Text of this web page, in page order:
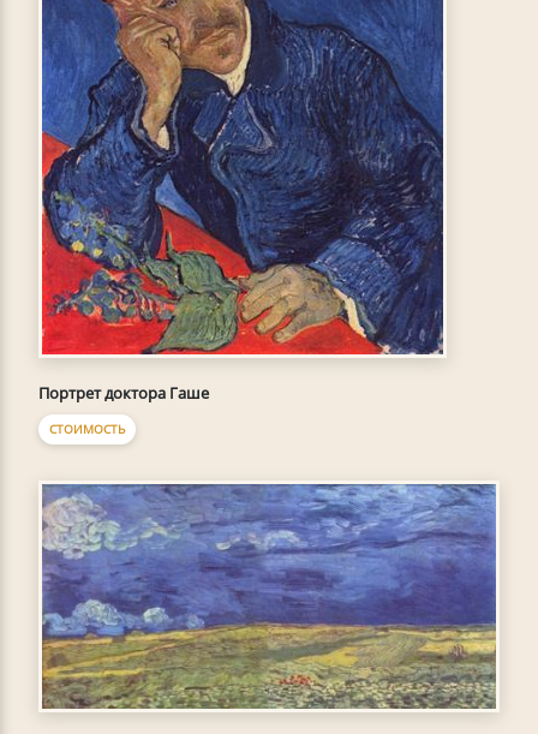
Портрет доктора Гаше
СТОИМОСТЬ